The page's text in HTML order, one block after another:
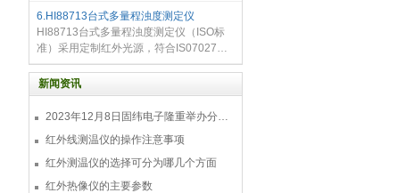
种电荷的起源,并测量其数量和极性。为此,
以及监测所需的静电充电,我们的电表适
用。
6.HI88713台式多量程浊度测定仪
HI88713台式多量程浊度测定仪（ISO标
准）采用定制红外光源，符合IS07027浊
度测量标准，微处理器通过到达检光器的
光强计算出浊度值；修正了颜色的干扰，
具有色度补偿、光源自动补偿功能，避免
了光源波动引起的干扰，无需频繁校准。
新闻资讯
2023年12月8日固纬电子隆重举办分销商答谢会，展示重磅新产品！
红外线测温仪的操作注意事项
红外测温仪的选择可分为哪几个方面
红外热像仪的主要参数